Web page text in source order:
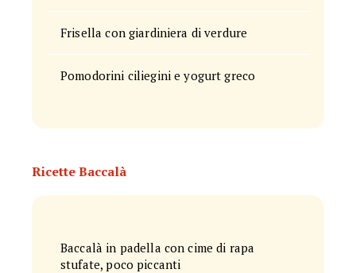
Frisella con giardiniera di verdure
Pomodorini ciliegini e yogurt greco
Ricette Baccalà
Baccalà in padella con cime di rapa
stufate, poco piccanti